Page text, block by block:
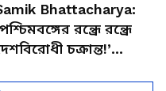
Bhattacharya:
রন্ধ্রে রন্ধ্রে
চক্রান্ত!’